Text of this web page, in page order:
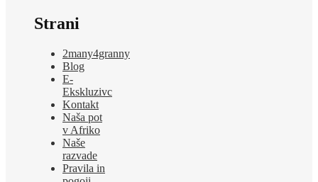
Strani
2many4granny
Blog
E-
Ekskluzivc
Kontakt
Naša pot
v Afriko
Naše
razvade
Pravila in